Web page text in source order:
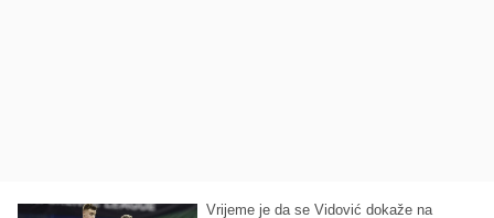
Vrijeme je da se Vidović dokaže na